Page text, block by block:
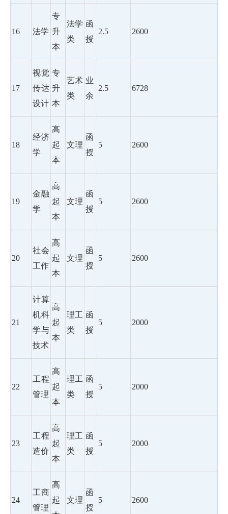
16 法学
专
升
本
法学
类
函
授
2.5 2600
17
视觉
传达
设计
专
升
本
艺术
类
业
余
2.5 6728
18
经济
学
高
起
本
文理
函
授
5 2600
19
金融
学
高
起
本
文理
函
授
5 2600
20
社会
工作
高
起
本
文理
函
授
5 2600
21
计算
机科
学与
技术
高
起
本
理工
类
函
授
5 2000
22
工程
管理
高
起
本
理工
类
函
授
5 2000
23
工程
造价
高
起
本
理工
类
函
授
5 2000
24
工商
管理
高
起
文理
函
授
5 2600